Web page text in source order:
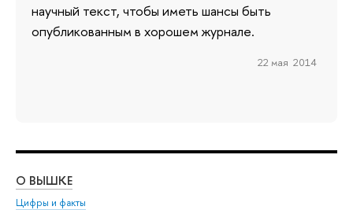
научный текст, чтобы иметь шансы быть
опубликованным в хорошем журнале.
22 мая 2014
О ВЫШКЕ
Цифры и факты